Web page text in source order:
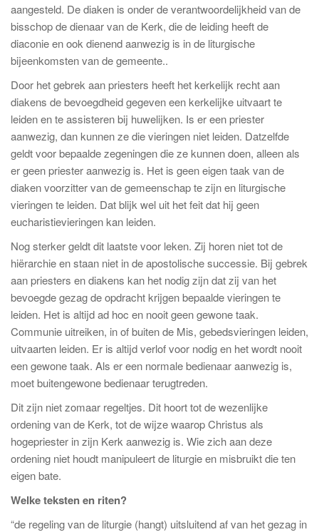
aangesteld. De diaken is onder de verantwoordelijkheid van de
bisschop de dienaar van de Kerk, die de leiding heeft de
diaconie en ook dienend aanwezig is in de liturgische
bijeenkomsten van de gemeente..
Door het gebrek aan priesters heeft het kerkelijk recht aan
diakens de bevoegdheid gegeven een kerkelijke uitvaart te
leiden en te assisteren bij huwelijken. Is er een priester
aanwezig, dan kunnen ze die vieringen niet leiden. Datzelfde
geldt voor bepaalde zegeningen die ze kunnen doen, alleen als
er geen priester aanwezig is. Het is geen eigen taak van de
diaken voorzitter van de gemeenschap te zijn en liturgische
vieringen te leiden. Dat blijk wel uit het feit dat hij geen
eucharistievieringen kan leiden.
Nog sterker geldt dit laatste voor leken. Zij horen niet tot de
hiërarchie en staan niet in de apostolische successie. Bij gebrek
aan priesters en diakens kan het nodig zijn dat zij van het
bevoegde gezag de opdracht krijgen bepaalde vieringen te
leiden. Het is altijd ad hoc en nooit geen gewone taak.
Communie uitreiken, in of buiten de Mis, gebedsvieringen leiden,
uitvaarten leiden. Er is altijd verlof voor nodig en het wordt nooit
een gewone taak. Als er een normale bedienaar aanwezig is,
moet buitengewone bedienaar terugtreden.
Dit zijn niet zomaar regeltjes. Dit hoort tot de wezenlijke
ordening van de Kerk, tot de wijze waarop Christus als
hogepriester in zijn Kerk aanwezig is. Wie zich aan deze
ordening niet houdt manipuleert de liturgie en misbruikt die ten
eigen bate.
Welke teksten en riten?
“de regeling van de liturgie (hangt) uitsluitend af van het gezag in